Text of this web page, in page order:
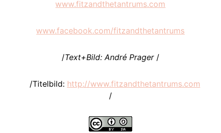
www.fitzandthetantrums.com
www.facebook.com/fitzandthetantrums
/Text+Bild: André Prager /
/Titelbild: http://www.fitzandthetantrums.com
/